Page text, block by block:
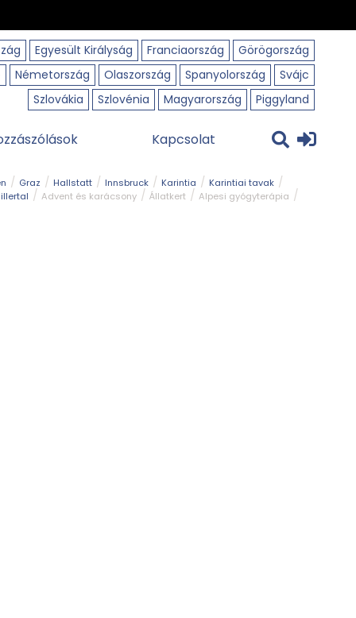
Egyesült Királyság Franciaország
Görögország
Németország Olaszország Spanyolország
Svájc
Szlovákia
Szlovénia Magyarország Piggyland
Kapcsolat
Graz Hallstatt Innsbruck Karintia
Karintiai tavak
Advent és karácsony Állatkert Alpesi gyógyterápia